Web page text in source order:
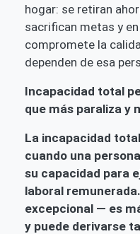
hogar: se retiran
sacrifican metas y
compromete la
dependen de esa
Incapacidad total
que más paraliza y
La incapacidad
cuando una
su capacidad para
laboral
excepcional — es
y puede derivarse